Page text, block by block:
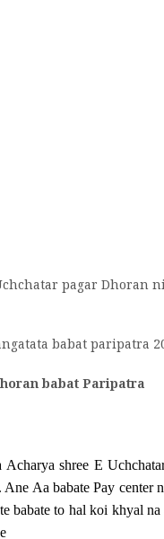
pagar Dhoran
babat paripatra
babat Paripatra
shree E
Aa babate Pay center
babate to hal koi khyal